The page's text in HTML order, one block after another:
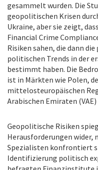
gesammelt wurden. Die
geopolitischen Krisen
Ukraine, aber sie zeigt,
Financial Crime
Risiken sahen, die dann
politischen Trends in der
bestimmt haben. Die
ist in Märkten wie Polen,
mittelosteuropäischen
Arabischen Emiraten
Geopolitische Risiken
Herausforderungen wider,
Spezialisten konfrontiert
Identifizierung politisch